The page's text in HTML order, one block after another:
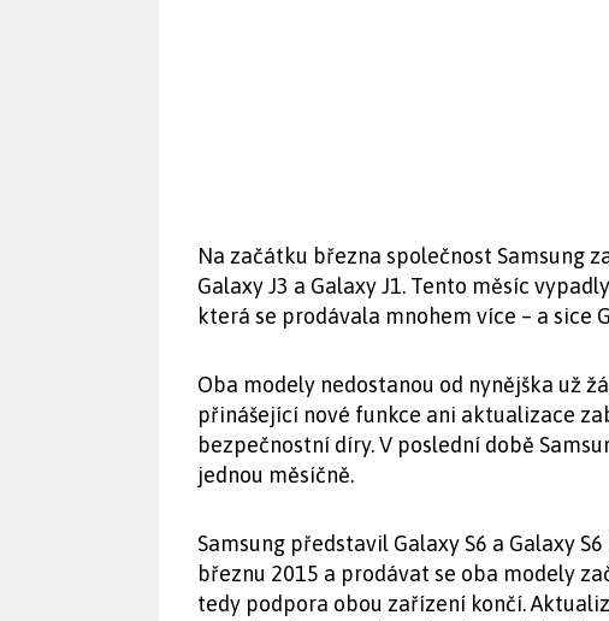
Na začátku března společnost Samsung
Galaxy J3 a Galaxy J1. Tento měsíc
která se prodávala mnohem více – a sice
Oba modely nedostanou od nynějška už
přinášející nové funkce ani aktualizace
bezpečnostní díry. V poslední době
jednou měsíčně.
Samsung představil Galaxy S6 a Galaxy
březnu 2015 a prodávat se oba modely
tedy podpora obou zařízení končí.